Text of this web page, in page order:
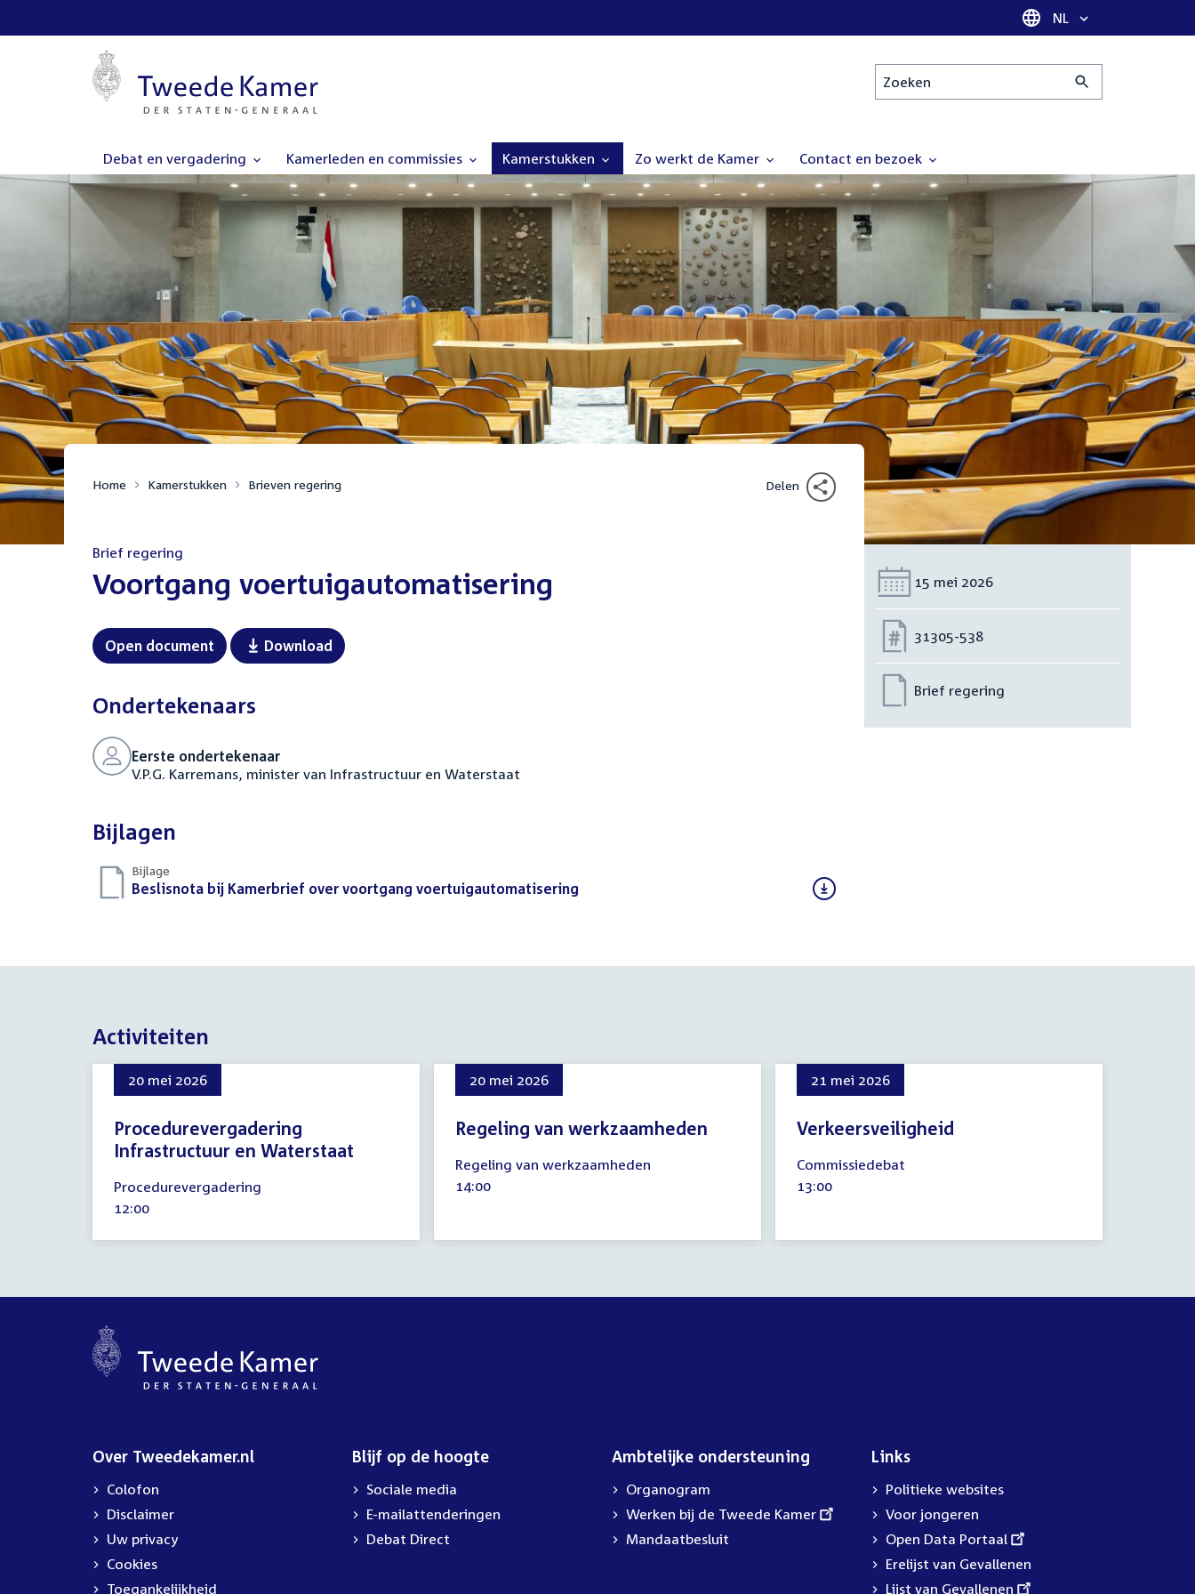
Taal selectie
NL
Zoeken
Debat en vergadering Kamerleden en commissies Kamerstukken Zo werkt de Kamer Contact en bezoek
Home Kamerstukken Brieven regering Delen
Brief regering
:Voortgang voertuigautomatisering
Open document Download
Ondertekenaars
Eerste ondertekenaar
V.P.G. Karremans, minister van Infrastructuur en Waterstaat
Bijlagen
Bijlage
Download
Beslisnota bij Kamerbrief over voortgang voertuigautomatisering
Datum:
15 mei 2026
Nummer:
31305-538
Brief regering
Activiteiten
20 mei 2026
Procedurevergadering
Infrastructuur en Waterstaat
mei
2026
Procedurevergadering
Tijd
12:00
20 mei 2026
Regeling van werkzaamheden
mei
2026
Regeling van werkzaamheden
Tijd
14:00
21 mei 2026
Verkeersveiligheid
mei
2026
Commissiedebat
Tijd
13:00
Over Tweedekamer.nl
Colofon
Disclaimer
Uw privacy
Cookies
Toegankelijkheid
Blijf op de hoogte
Sociale media
E-mailattenderingen
Debat Direct
Ambtelijke ondersteuning
Organogram
External
link:
Werken bij de Tweede Kamer
Mandaatbesluit
Links
Politieke websites
Voor jongeren
External
link:
Open Data Portaal
Erelijst van Gevallenen
External
Lijst van Gevallenen